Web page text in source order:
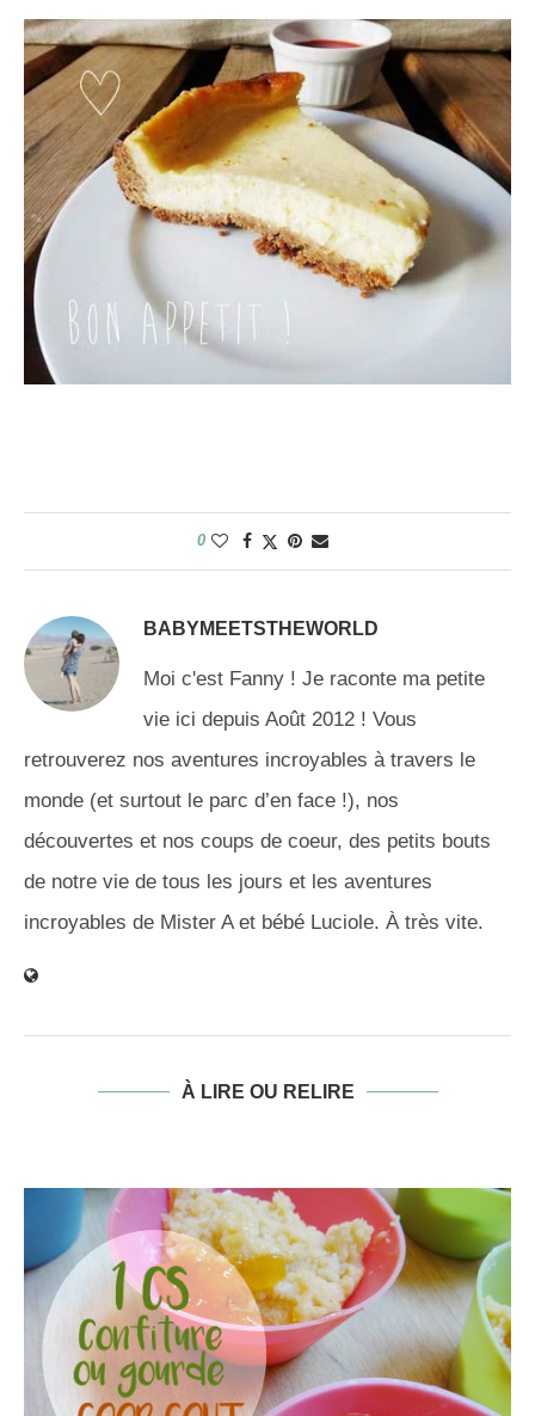
0
BABYMEETSTHEWORLD
Moi c'est Fanny ! Je raconte ma petite
vie ici depuis Août 2012 ! Vous
retrouverez nos aventures incroyables à travers le
monde (et surtout le parc d’en face !), nos
découvertes et nos coups de coeur, des petits bouts
de notre vie de tous les jours et les aventures
incroyables de Mister A et bébé Luciole. À très vite.
À LIRE OU RELIRE